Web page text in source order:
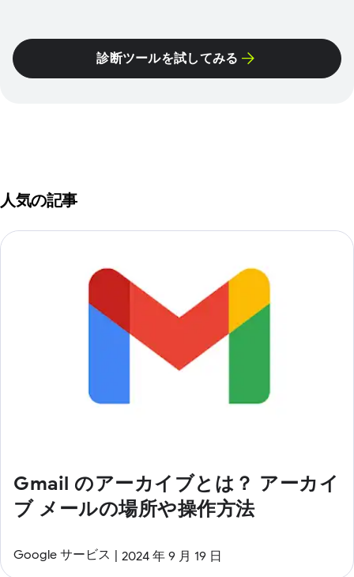
診断ツールを試してみる
人気の記事
Gmail のアーカイブとは？ アーカイ
ブ メールの場所や操作方法
Google サービス 2024 年 9 月 19 日